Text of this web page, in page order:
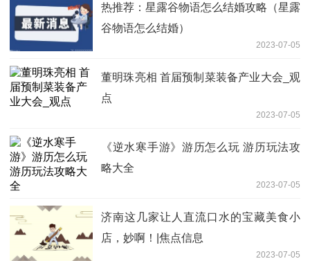
热推荐：星露谷物语怎么结婚攻略（星露
谷物语怎么结婚）
2023-07-05
董明珠亮相 首届预制菜装备产业大会_观
点
2023-07-05
《逆水寒手游》游历怎么玩 游历玩法攻
略大全
2023-07-05
济南这几家让人直流口水的宝藏美食小
店，妙啊！|焦点信息
2023-07-05